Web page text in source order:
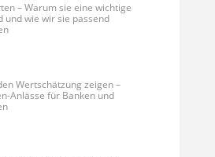
– Warum sie eine wichtige
und wie wir sie passend
Wertschätzung zeigen –
Anlässe für Banken und